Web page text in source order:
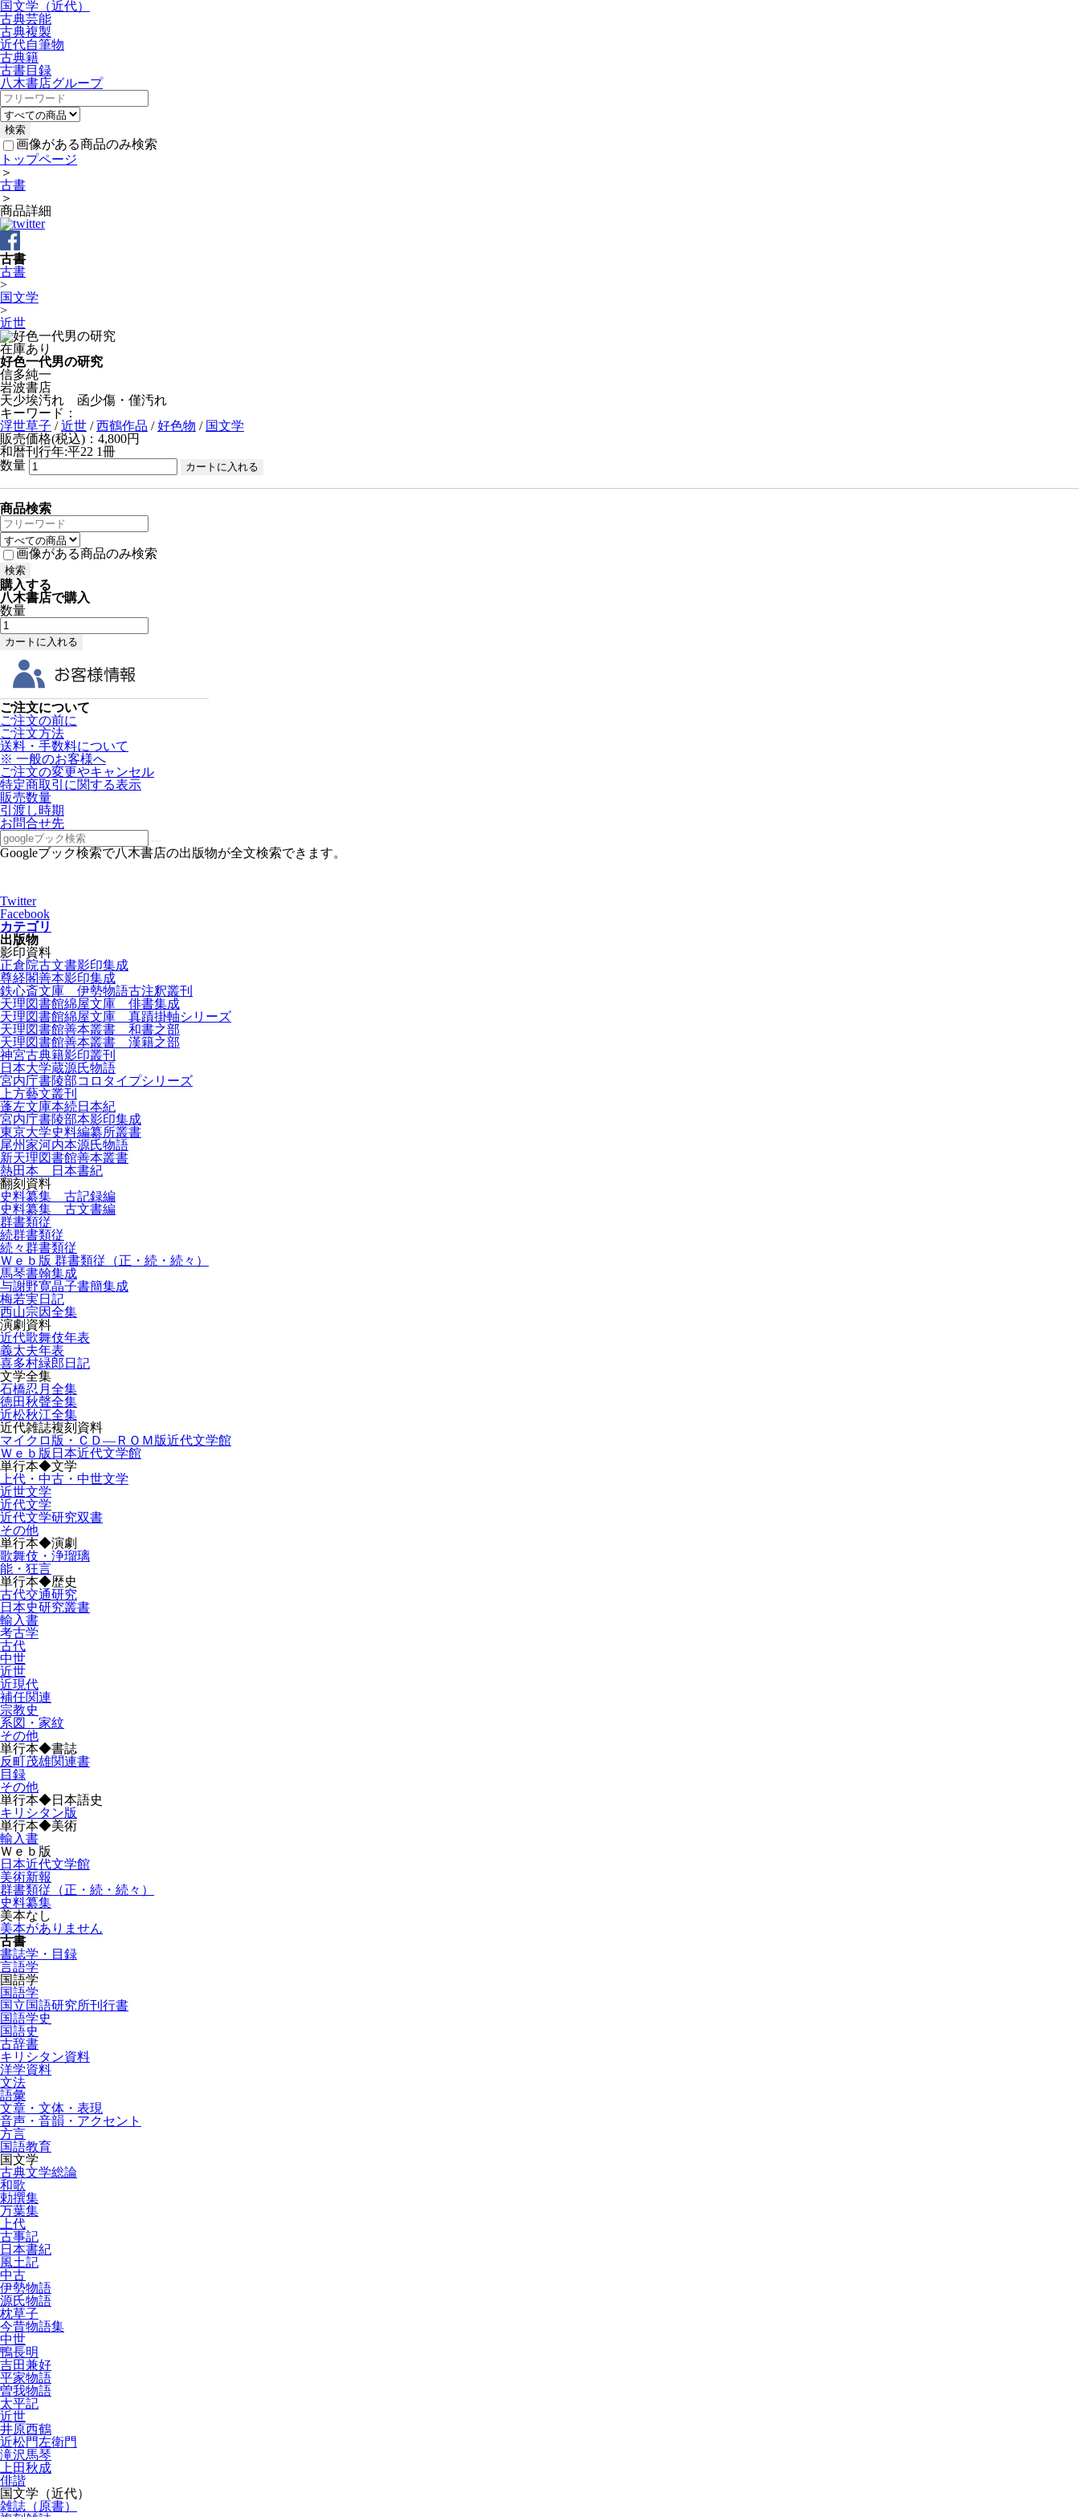
国文学（近代）
古典芸能
古典複製
近代自筆物
古典籍
古書目録
八木書店グループ
画像がある商品のみ検索
トップページ
＞
古書
＞
商品詳細
古書
古書
>
国文学
>
近世
在庫あり
好色一代男の研究
信多純一
岩波書店
天少埃汚れ 函少傷・僅汚れ
キーワード：
浮世草子 /近世 /西鶴作品 /好色物 / 国文学
販売価格(税込)：4,800円
和暦刊行年:平22 1冊
数量
商品検索
画像がある商品のみ検索
購入する
八木書店で購入
数量
ご注文について
ご注文の前に
ご注文方法
送料・手数料について
※ 一般のお客様へ
ご注文の変更やキャンセル
特定商取引に関する表示
販売数量
引渡し時期
お問合せ先
Googleブック検索で八木書店の出版物が全文検索できます。
Twitter
Facebook
カテゴリ
出版物
影印資料
正倉院古文書影印集成
尊経閣善本影印集成
鉄心斎文庫 伊勢物語古注釈叢刊
天理図書館綿屋文庫 俳書集成
天理図書館綿屋文庫 真蹟掛軸シリーズ
天理図書館善本叢書 和書之部
天理図書館善本叢書 漢籍之部
神宮古典籍影印叢刊
日本大学蔵源氏物語
宮内庁書陵部コロタイプシリーズ
上方藝文叢刊
蓬左文庫本続日本紀
宮内庁書陵部本影印集成
東京大学史料編纂所叢書
尾州家河内本源氏物語
新天理図書館善本叢書
熱田本 日本書紀
翻刻資料
史料纂集 古記録編
史料纂集 古文書編
群書類従
続群書類従
続々群書類従
Ｗｅｂ版 群書類従（正・続・続々）
馬琴書翰集成
与謝野寛晶子書簡集成
梅若実日記
西山宗因全集
演劇資料
近代歌舞伎年表
義太夫年表
喜多村緑郎日記
文学全集
石橋忍月全集
徳田秋聲全集
近松秋江全集
近代雑誌複刻資料
マイクロ版・ＣＤ―ＲＯＭ版近代文学館
Ｗｅｂ版日本近代文学館
単行本◆文学
上代・中古・中世文学
近世文学
近代文学
近代文学研究双書
その他
単行本◆演劇
歌舞伎・浄瑠璃
能・狂言
単行本◆歴史
古代交通研究
日本史研究叢書
輸入書
考古学
古代
中世
近世
近現代
補任関連
宗教史
系図・家紋
その他
単行本◆書誌
反町茂雄関連書
目録
その他
単行本◆日本語史
キリシタン版
単行本◆美術
輸入書
Ｗｅｂ版
日本近代文学館
美術新報
群書類従（正・続・続々）
史料纂集
美本なし
美本がありません
古書
書誌学・目録
言語学
国語学
国語学
国立国語研究所刊行書
国語学史
国語史
古辞書
キリシタン資料
洋学資料
文法
語彙
文章・文体・表現
音声・音韻・アクセント
方言
国語教育
国文学
古典文学総論
和歌
勅撰集
万葉集
上代
古事記
日本書紀
風土記
中古
伊勢物語
源氏物語
枕草子
今昔物語集
中世
鴨長明
吉田兼好
平家物語
曽我物語
太平記
近世
井原西鶴
近松門左衛門
滝沢馬琴
上田秋成
俳諧
国文学（近代）
雑誌（原書）